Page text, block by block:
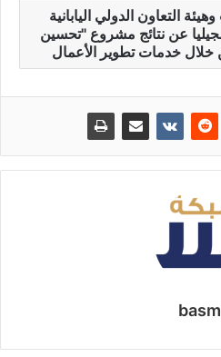
التعاون الدولي اليابانية
عن نتائج مشروع "تحسين
خدمات تطوير الأعمال